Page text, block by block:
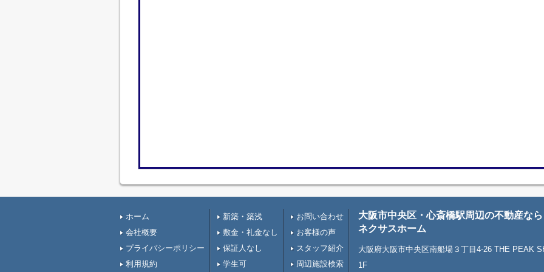
ホーム
会社概要
プライバシーポリシー
利用規約
新築・築浅
敷金・礼金なし
保証人なし
学生可
お問い合わせ
お客様の声
スタッフ紹介
周辺施設検索
大阪市中央区・心斎橋駅周辺の不動産なら
ネクサスホーム
大阪府大阪市中央区南船場３丁目4-26 THE PEAK
1F